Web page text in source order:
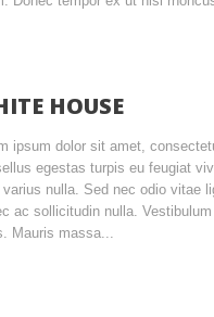
HOUSE
ipsum dolor sit amet,
egestas turpis eu feugiat
varius nulla. Sed nec odio vitae
ac sollicitudin nulla.
Mauris massa...